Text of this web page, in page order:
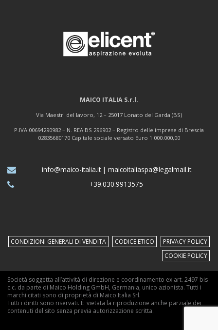
MAICO ITALIA S.r.l.
Via Maestri del lavoro, 12 – 25017 Lonato del Garda (BS)
P.IVA 00694290982 – N. REA BS 296902 – Registro delle imprese di Brescia
02835680170 Capitale sociale versato Euro 1.000.000,00
info@maico-italia.it| maicoitaliaspa@legalmail.it
+39.030.9913575
CONDIZIONI GENERALI DI VENDITA CODICE ETICO
PRIVACY POLICY
COOKIE POLICY
Società soggetta all’attività di direzione e coordinamento ex art. 2497 bis
c.c. da parte di Maico Holding GmbH, Germania, unico azionista. Tutti i
marchi citati sono di proprietà di Maico Italia Srl.
Tutti i diritti sono riservati. È vietata la riproduzione anche parziale dei
contenuti del sito senza previa autorizzazione scritta.